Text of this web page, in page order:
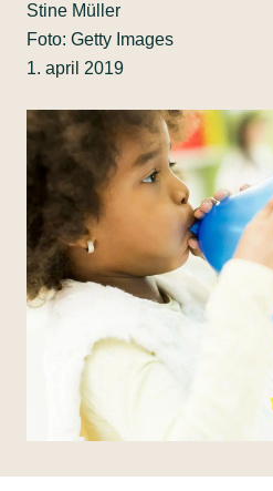
Stine Müller
Foto: Getty Images
1. april 2019